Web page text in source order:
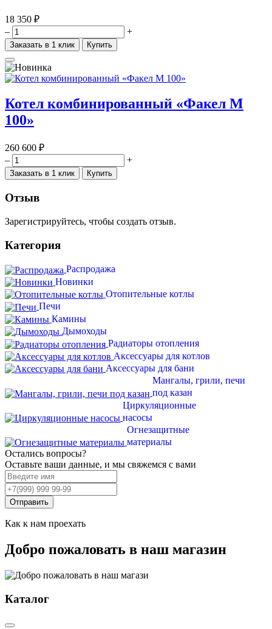
18 350 ₽
–
+
Заказать в 1 клик Купить
Котел комбинированный «Факел М
100»
260 600 ₽
–
+
Заказать в 1 клик Купить
Отзыв
Зарегистрируйтесь, чтобы создать отзыв.
Категория
Распродажа
Новинки
Отопительные котлы
Печи
Камины
Дымоходы
Радиаторы отопления
Аксессуары для котлов
Аксессуары для бани
Мангалы, грили, печи
под казан
Циркуляционные
насосы
Огнезащитные
материалы
Остались вопросы?
Оставьте ваши данные, и мы свяжемся с вами
Отправить
Как к нам проехать
Добро пожаловать в наш магазин
Каталог